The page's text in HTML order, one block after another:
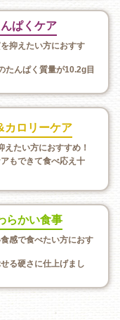
ぱくケア
抑えたい方におすす
たんぱく質量が10.2g目
カロリーケア
えたい方におすすめ！
もできて食べ応え十
らかい食事
感で食べたい方におす
る硬さに仕上げまし